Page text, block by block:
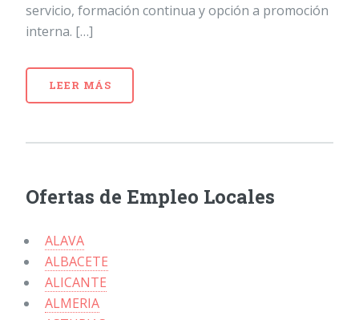
servicio, formación continua y opción a promoción
interna. […]
LEER MÁS
Ofertas de Empleo Locales
ALAVA
ALBACETE
ALICANTE
ALMERIA